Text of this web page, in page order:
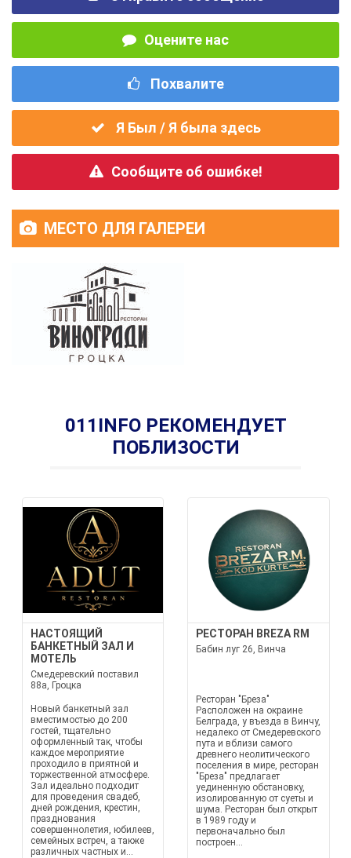
Оцените нас
Похвалите
Я Был / Я была здесь
Сообщите об ошибке!
МЕСТО ДЛЯ ГАЛЕРЕИ
011INFO РЕКОМЕНДУЕТ
ПОБЛИЗОСТИ
НАСТОЯЩИЙ
БАНКЕТНЫЙ ЗАЛ И
МОТЕЛЬ
Смедеревский поставил
88а, Гроцка
Новый банкетный зал
вместимостью до 200
гостей, тщательно
оформленный так, чтобы
каждое мероприятие
проходило в приятной и
торжественной атмосфере.
Зал идеально подходит
для проведения свадеб,
дней рождения, крестин,
празднования
совершеннолетия, юбилеев,
семейных встреч, а также
различных частных и...
РЕСТОРАН BREZA RM
Бабин луг 26, Винча
Ресторан "Бреза"
Расположен на окраине
Белграда, у въезда в Винчу,
недалеко от Смедеревского
пута и вблизи самого
древнего неолитического
поселения в мире, ресторан
"Бреза" предлагает
уединенную обстановку,
изолированную от суеты и
шума. Ресторан был открыт
в 1989 году и
первоначально был
построен...